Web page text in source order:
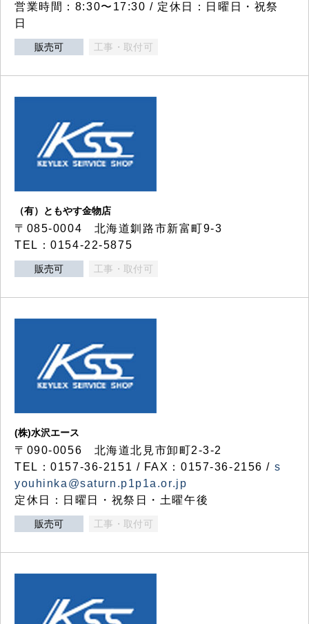
営業時間：8:30〜17:30 / 定休日：日曜日・祝祭
日
販売可 工事・取付可
（有）ともやす金物店
〒085-0004 北海道釧路市新富町9-3
TEL：0154-22-5875
販売可 工事・取付可
(株)水沢エース
〒090-0056 北海道北見市卸町2-3-2
TEL：0157-36-2151 / FAX：0157-36-2156 / s
youhinka@saturn.p1p1a.or.jp
定休日：日曜日・祝祭日・土曜午後
販売可 工事・取付可